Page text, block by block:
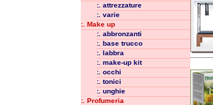
:. attrezzature
:. varie
:. Make up
:. abbronzanti
:. base trucco
:. labbra
:. make-up kit
:. occhi
:. tonici
:. unghie
:. Profumeria